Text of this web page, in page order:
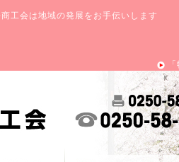
工会は地域の発展をお手伝いします